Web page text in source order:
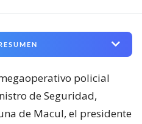
policial
de Seguridad,
de Macul, el presidente